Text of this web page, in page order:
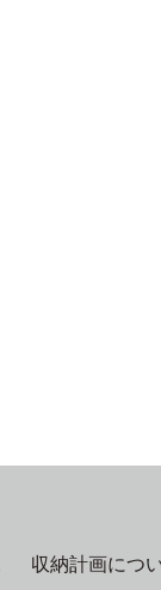
収納計画につ